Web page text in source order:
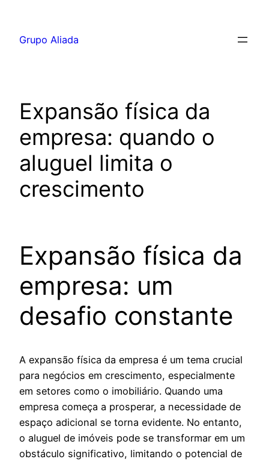
Grupo Aliada
Expansão física da
empresa: quando o
aluguel limita o
crescimento
Expansão física da
empresa: um
desafio constante
A expansão física da empresa é um tema crucial
para negócios em crescimento, especialmente
em setores como o imobiliário. Quando uma
empresa começa a prosperar, a necessidade de
espaço adicional se torna evidente. No entanto,
o aluguel de imóveis pode se transformar em um
obstáculo significativo, limitando o potencial de